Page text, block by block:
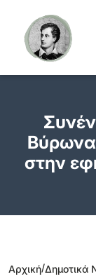
στην
Αρχική/Δημοτικά